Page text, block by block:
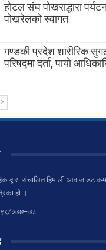
होटल संघ पोखराद्धारा
पोखरेलको स्वागत
गण्डकी प्रदेश शारीरिक
परिषद्मा दर्ता, पायाे
द्वारा संचालित हिमाली आवाज डट
हो ।
०७७–७८